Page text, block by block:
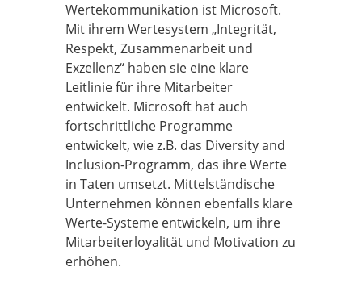
Wertekommunikation ist Microsoft.
Mit ihrem Wertesystem „Integrität,
Respekt, Zusammenarbeit und
Exzellenz“ haben sie eine klare
Leitlinie für ihre Mitarbeiter
entwickelt. Microsoft hat auch
fortschrittliche Programme
entwickelt, wie z.B. das Diversity and
Inclusion-Programm, das ihre Werte
in Taten umsetzt. Mittelständische
Unternehmen können ebenfalls klare
Werte-Systeme entwickeln, um ihre
Mitarbeiterloyalität und Motivation zu
erhöhen.